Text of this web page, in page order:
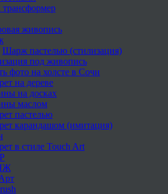
живопись
Шарж пастелью (стилизация)
под живопись
фото на холсте в Сочи
на дереве
на досках
маслом
пастелью
карандашом (имитация)
в стиле Touch Art